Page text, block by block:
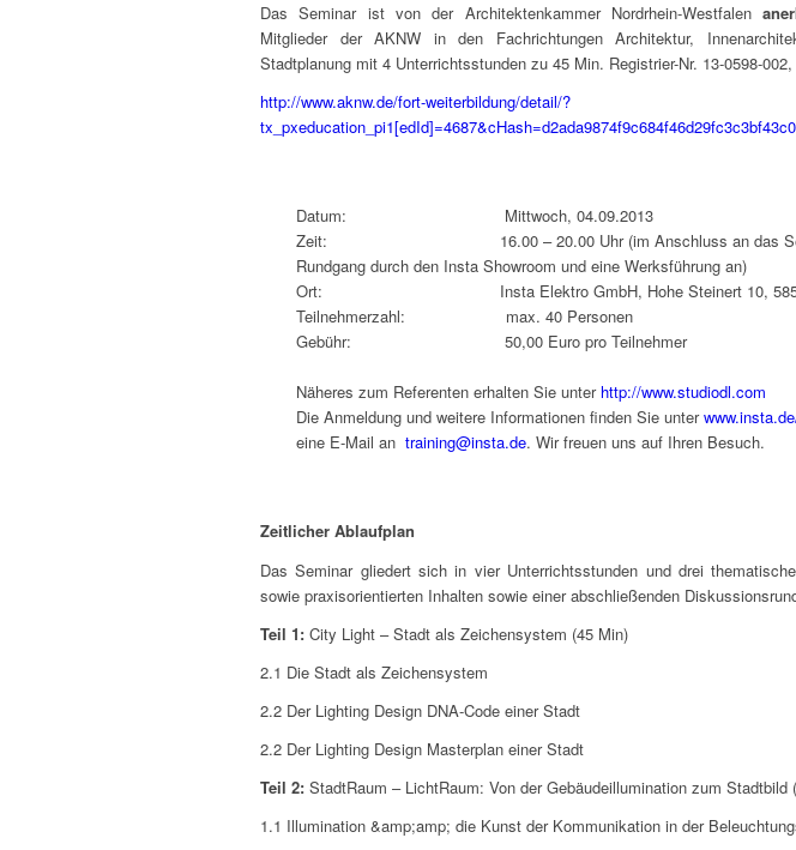
Das Seminar ist von der Architektenkammer Nordrhein-Westfalen
Mitglieder der AKNW in den Fachrichtungen Architektur,
Stadtplanung mit 4 Unterrichtsstunden zu 45 Min. Registrier-Nr. 13-0598-
http://www.aknw.de/fort-weiterbildung/detail/?
tx_pxeducation_pi1[edId]=4687&cHash=d2ada9874f9c684f46d29fc3c3bf43c0
Datum: Mittwoch, 04.09.2013
Zeit: 16.00 – 20.00 Uhr (im Anschluss an das
Rundgang durch den Insta Showroom und eine Werksführung an)
Ort: Insta Elektro GmbH, Hohe Steinert 10, 58509
Teilnehmerzahl: max. 40 Personen
Gebühr: 50,00 Euro pro Teilnehmer
Näheres zum Referenten erhalten Sie unter http://www.studiodl.com
Die Anmeldung und weitere Informationen finden Sie unter
eine E-Mail an training@insta.de. Wir freuen uns auf Ihren Besuch.
Zeitlicher Ablaufplan
Das Seminar gliedert sich in vier Unterrichtsstunden und drei
sowie praxisorientierten Inhalten sowie einer abschließenden
Teil 1: City Light – Stadt als Zeichensystem (45 Min)
2.1 Die Stadt als Zeichensystem
2.2 Der Lighting Design DNA-Code einer Stadt
2.2 Der Lighting Design Masterplan einer Stadt
Teil 2: StadtRaum – LichtRaum: Von der Gebäudeillumination zum Stadtbild
1.1 Illumination &amp;amp; die Kunst der Kommunikation in der